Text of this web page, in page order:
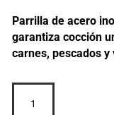
Parrilla de acero
garantiza cocción
carnes, pescados y
para